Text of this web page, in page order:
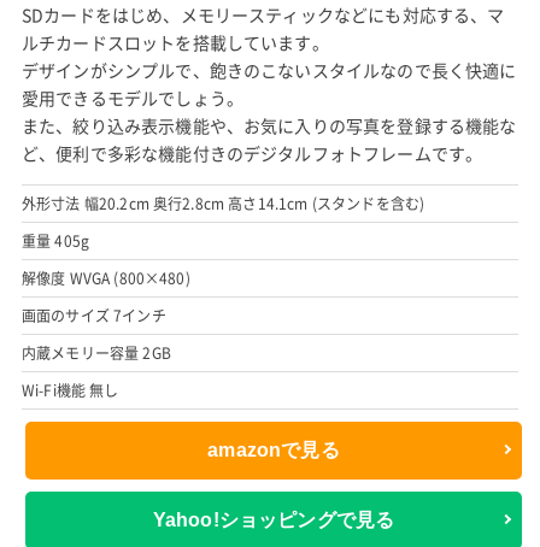
SDカードをはじめ、メモリースティックなどにも対応する、マ
ルチカードスロットを搭載しています。
デザインがシンプルで、飽きのこないスタイルなので長く快適に
愛用できるモデルでしょう。
また、絞り込み表示機能や、お気に入りの写真を登録する機能な
ど、便利で多彩な機能付きのデジタルフォトフレームです。
外形寸法 幅20.2cm 奥行2.8cm 高さ14.1cm (スタンドを含む)
重量 405g
解像度 WVGA (800×480)
画面のサイズ 7インチ
内蔵メモリー容量 2GB
Wi-Fi機能 無し
amazonで見る
Yahoo!ショッピングで見る